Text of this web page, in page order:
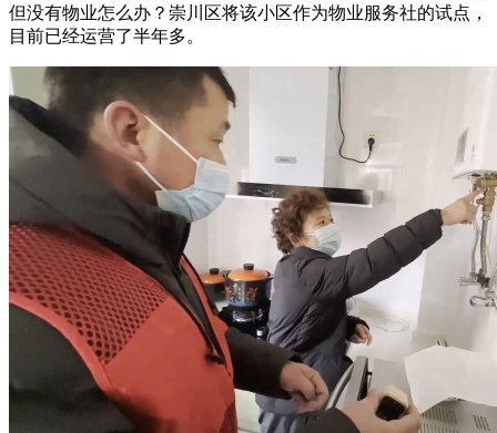
但没有物业怎么办？崇川区将该小区作为物业服务社的试点，
目前已经运营了半年多。